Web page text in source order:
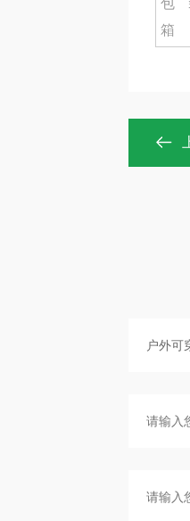
包
箱